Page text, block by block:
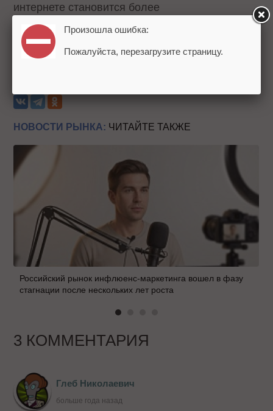
интернете становится более
сбалансированной.
Источник: Adindex
НОВОСТИ РЫНКА: ЧИТАЙТЕ ТАКЖЕ
Российский рынок инфлюенс-маркетинга вошел в фазу
стагнации после нескольких лет роста
3 КОММЕНТАРИЯ
Глеб Николаевич
больше года назад
Произошла ошибка:
Пожалуйста, перезагрузите страницу.